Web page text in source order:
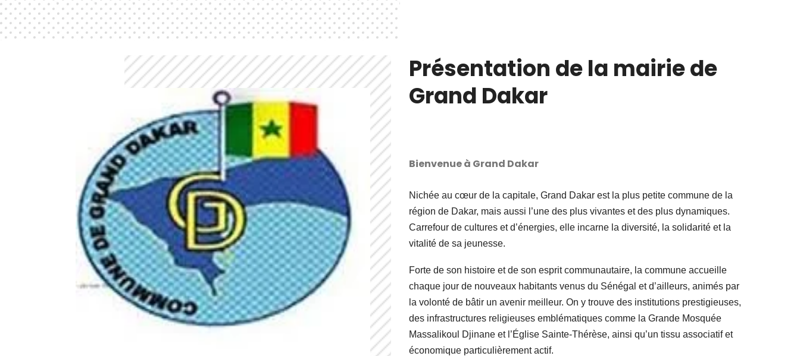
Présentation de la mairie de
Grand Dakar
Bienvenue à Grand Dakar
Nichée au cœur de la capitale, Grand Dakar est la plus petite commune de la
région de Dakar, mais aussi l’une des plus vivantes et des plus dynamiques.
Carrefour de cultures et d’énergies, elle incarne la diversité, la solidarité et la
vitalité de sa jeunesse.
Forte de son histoire et de son esprit communautaire, la commune accueille
chaque jour de nouveaux habitants venus du Sénégal et d’ailleurs, animés par
la volonté de bâtir un avenir meilleur. On y trouve des institutions prestigieuses,
des infrastructures religieuses emblématiques comme la Grande Mosquée
Massalikoul Djinane et l’Église Sainte-Thérèse, ainsi qu’un tissu associatif et
économique particulièrement actif.